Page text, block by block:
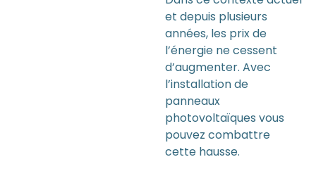
et depuis plusieurs
années, les prix de
l’énergie ne cessent
d’augmenter. Avec
l’installation de
panneaux
photovoltaïques vous
pouvez combattre
cette hausse.